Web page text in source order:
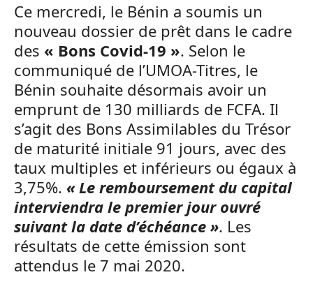
Ce mercredi, le Bénin a soumis un
nouveau dossier de prêt dans le cadre
des « Bons Covid-19 ». Selon le
communiqué de l’UMOA-Titres, le
Bénin souhaite désormais avoir un
emprunt de 130 milliards de FCFA. Il
s’agit des Bons Assimilables du Trésor
de maturité initiale 91 jours, avec des
taux multiples et inférieurs ou égaux à
3,75%. « Le remboursement du capital
interviendra le premier jour ouvré
suivant la date d’échéance ». Les
résultats de cette émission sont
attendus le 7 mai 2020.